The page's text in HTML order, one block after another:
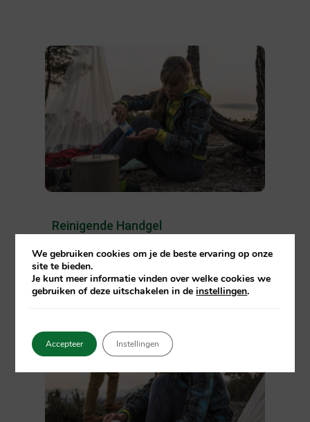
Reinigende Handgel
De reinigende handgels van Care Plus
geven je handen een schoon en fris
gevoel.
We gebruiken cookies om je de beste ervaring op onze
site te bieden.
Je kunt meer informatie vinden over welke cookies we
gebruiken of deze uitschakelen in deinstellingen.
Accepteer Instellingen